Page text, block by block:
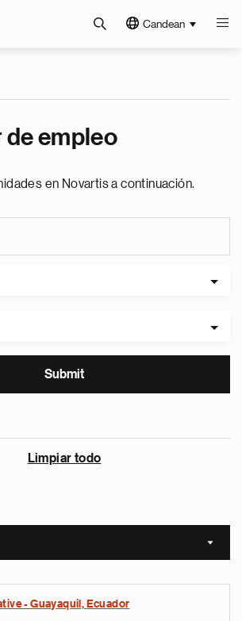
Candean
de empleo
en Novartis a continuación.
Limpiar todo
Sort
- Guayaquil, Ecuador